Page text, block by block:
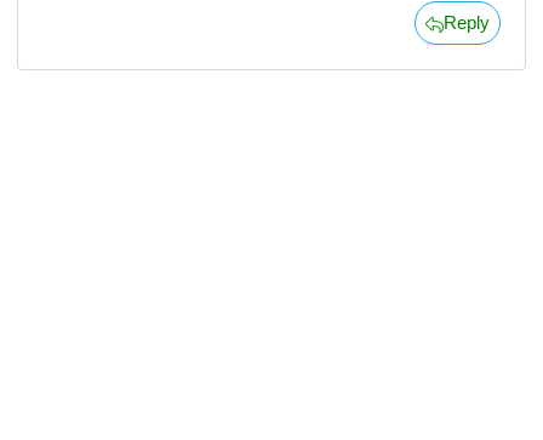
Reply